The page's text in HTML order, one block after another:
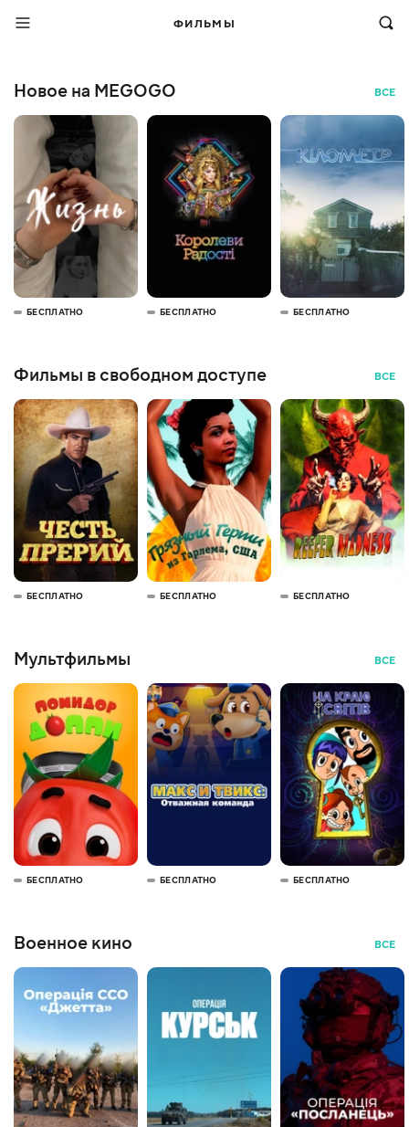
ФИЛЬМЫ
Новое на MEGOGO ВСЕ
БЕСПЛАТНО БЕСПЛАТНО БЕСПЛАТНО
Фильмы в свободном доступе ВСЕ
БЕСПЛАТНО БЕСПЛАТНО БЕСПЛАТНО
Мультфильмы ВСЕ
БЕСПЛАТНО БЕСПЛАТНО БЕСПЛАТНО
Военное кино ВСЕ